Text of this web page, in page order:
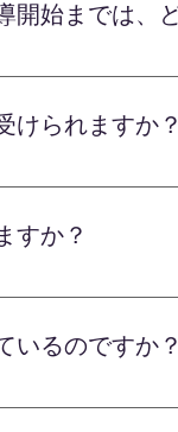
ます。 ご不明
境づくりを
開始までは、
をしていただ
、専任の学習
せていただき
さい。 経験豊
伸ばすべく、
けられますか
式LINEに友だ
すか？
大学や京都大
状況や目標を
ます。 大学受
いるのですか
陣は、東京大